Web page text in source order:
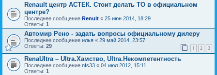
Renault центр АСТЕК. Стоит делать ТО в официальном
центре?
Последнее сообщение Renult « 25 июн 2014, 18:29
Ответы: 1
Автомир Рено - задать вопросы официальному дилеру
Последнее сообщение илья « 29 май 2014, 23:57
Ответы: 29 1 2 3
RenaUltra – Ultra.Хамство, Ultra.Некомпетентность
Последнее сообщение nfs33 « 04 июл 2012, 15:11
Ответы: 1